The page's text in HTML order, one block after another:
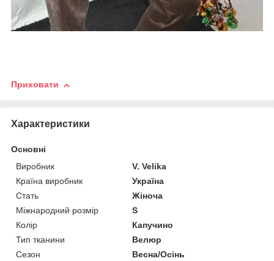
Приховати
Характеристики
Основні
Виробник
V. Velika
Країна виробник
Україна
Стать
Жіноча
Міжнародний розмір
S
Колір
Капучино
Тип тканини
Велюр
Сезон
Весна/Осінь